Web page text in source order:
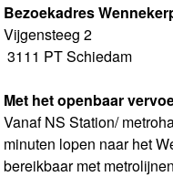
Bezoekadres
Vijgensteeg 2
3111 PT Schiedam
Met het openbaar
Vanaf NS Station/
minuten lopen naar het
bereikbaar met